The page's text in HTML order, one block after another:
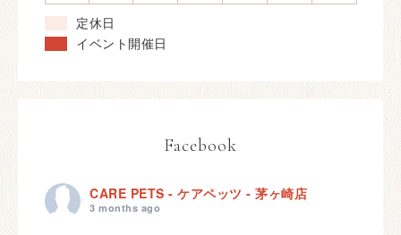
定休日
イベント開催日
Facebook
CARE PETS - ケアペッツ - 茅ヶ崎店
3 months ago